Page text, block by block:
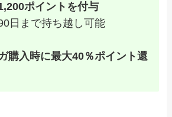
ポイントを付与
日まで持ち越し可能
購入時に最大40％ポイント還